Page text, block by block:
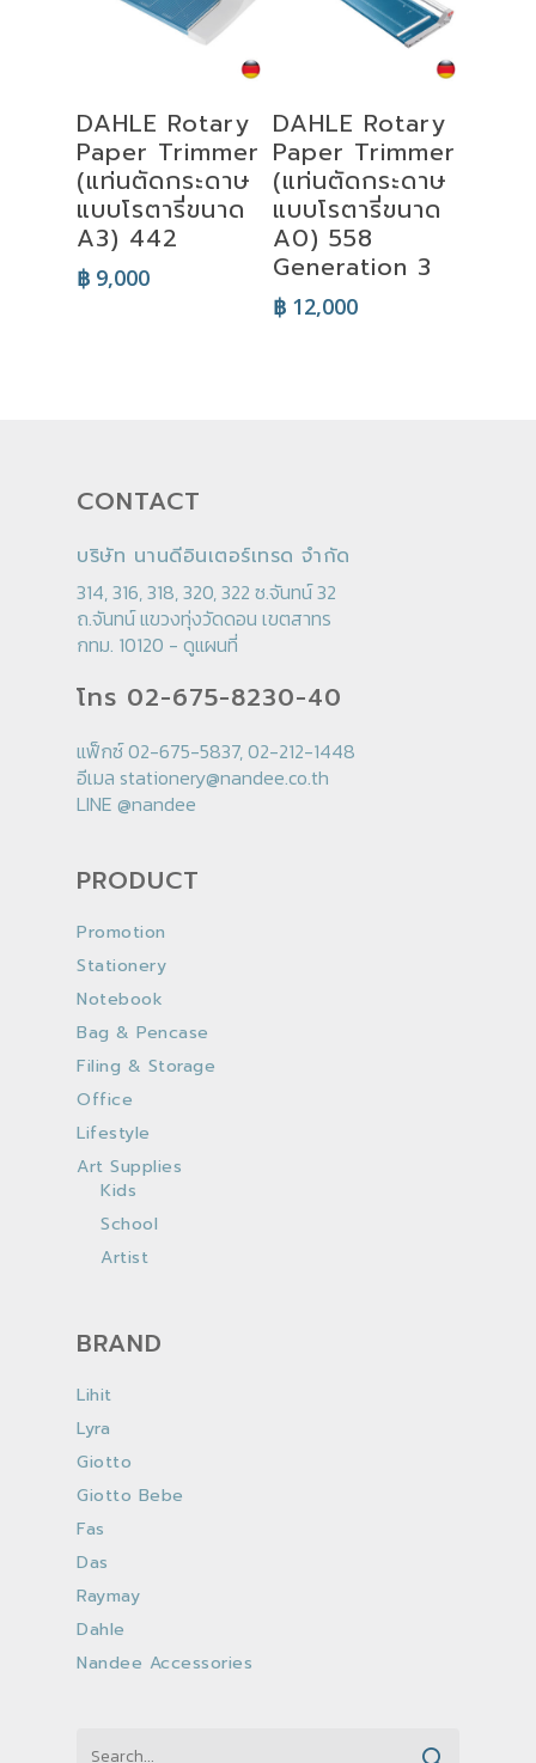
Add To Cart
DAHLE Rotary
Paper Trimmer
(แท่นตัดกระดาษ
แบบโรตารี่ขนาด
A3) 442
฿ 9,000
Add To Cart
DAHLE Rotary
Paper Trimmer
(แท่นตัดกระดาษ
แบบโรตารี่ขนาด
A0) 558
Generation 3
฿12,000
CONTACT
บริษัท นานดีอินเตอร์เทรด จำกัด
314, 316, 318, 320, 322 ซ.จันทน์ 32
ถ.จันทน์ แขวงทุ่งวัดดอน เขตสาทร
กทม. 10120 - ดูแผนที่
โทร 02-675-8230-40
แฟ็กซ์ 02-675-5837, 02-212-1448
อีเมล stationery@nandee.co.th
LINE @nandee
PRODUCT
Promotion
Stationery
Notebook
Bag & Pencase
Filing & Storage
Office
Lifestyle
Art Supplies
Kids
School
Artist
BRAND
Lihit
Lyra
Giotto
Giotto Bebe
Fas
Das
Raymay
Dahle
Nandee Accessories